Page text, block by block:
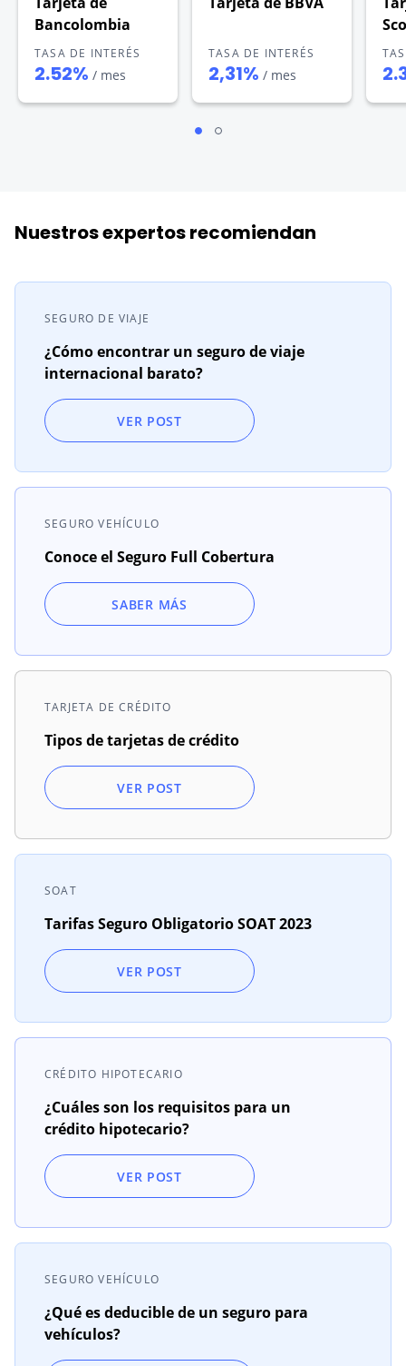
Bancolombia
TASA DE INTERÉS
2.52% / mes
TASA DE INTERÉS
2,31% / mes
Nuestros expertos recomiendan
SEGURO DE VIAJE
¿Cómo encontrar un seguro de viaje
internacional barato?
VER POST
SEGURO VEHÍCULO
Conoce el Seguro Full Cobertura
SABER MÁS
TARJETA DE CRÉDITO
Tipos de tarjetas de crédito
VER POST
SOAT
Tarifas Seguro Obligatorio SOAT 2023
VER POST
CRÉDITO HIPOTECARIO
¿Cuáles son los requisitos para un
crédito hipotecario?
VER POST
SEGURO VEHÍCULO
¿Qué es deducible de un seguro para
vehículos?